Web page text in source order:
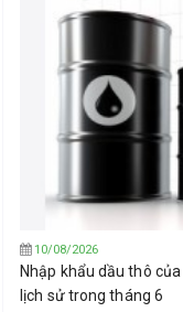
10/08/2026
Nhập khẩu dầu thô
lịch sử trong tháng 6